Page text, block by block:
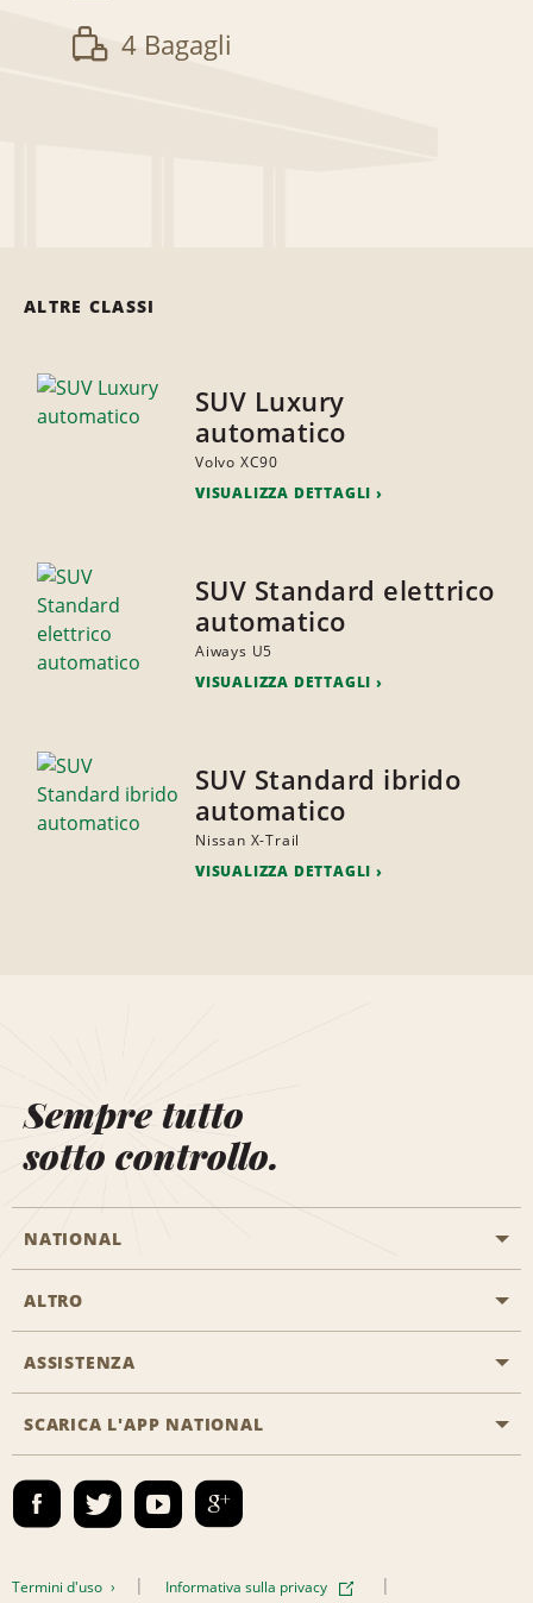
4 Bagagli
ALTRE CLASSI
SUV Luxury
automatico
Volvo XC90
VISUALIZZA DETTAGLI
SUV Standard elettrico
automatico
Aiways U5
VISUALIZZA DETTAGLI
SUV Standard ibrido
automatico
Nissan X-Trail
VISUALIZZA DETTAGLI
Sempre tutto
sotto controllo.
NATIONAL
Inizia una prenotazione
Programmi business
Emerald Club Accedi
ALTRO
Offerte di lavoro
ASSISTENZA
Accessibilità
Contatti
SCARICA L'APP NATIONAL
Termini d'uso Informativa sulla privacy